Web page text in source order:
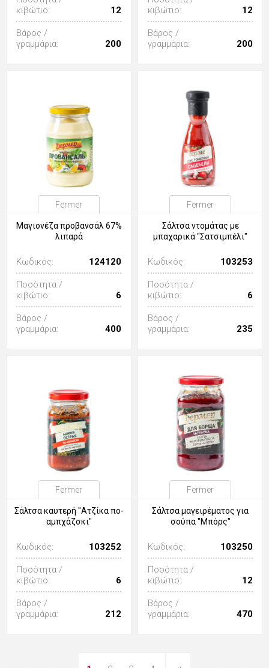
κιβώτιο:
12
Βάρος /
γραμμάρια:
200
κιβώτιο:
12
Βάρος /
γραμμάρια:
200
Fermer
Μαγιονέζα προβανσάλ 67%
λιπαρά
Κωδικός: 124120
Ποσότητα /
κιβώτιο:
6
Βάρος /
γραμμάρια:
400
Fermer
Σάλτσα ντομάτας με
μπαχαρικά "Σατσιμπέλι"
Κωδικός: 103253
Ποσότητα /
κιβώτιο:
6
Βάρος /
γραμμάρια:
235
Fermer
Σάλτσα καυτερή "Ατζίκα πο-
αμπχάζσκι"
Κωδικός: 103252
Ποσότητα /
κιβώτιο:
6
Βάρος /
γραμμάρια:
212
Fermer
Σάλτσα μαγειρέματος για
σούπα "Μπόρς"
Κωδικός: 103250
Ποσότητα /
κιβώτιο:
12
Βάρος /
γραμμάρια:
470